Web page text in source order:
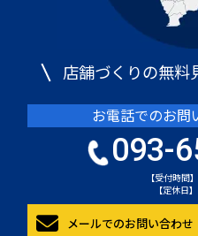
店舗づくりの無料
お電話でのお問
093-
【受付時間
【定休日
メールでのお問い合わせ